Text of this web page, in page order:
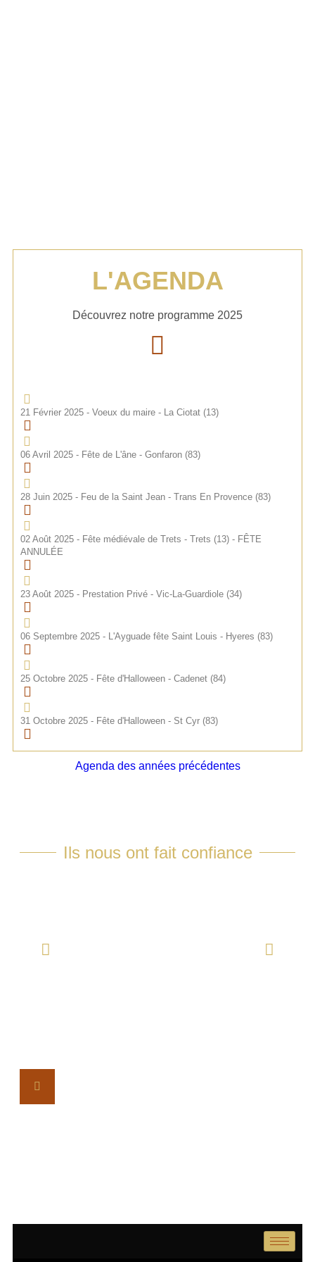
L'AGENDA
Découvrez notre programme 2025
21 Février 2025 - Voeux du maire - La Ciotat (13)
06 Avril 2025 - Fête de L'âne - Gonfaron (83)
28 Juin 2025 - Feu de la Saint Jean - Trans En Provence (83)
02 Août 2025 - Fête médiévale de Trets - Trets (13) - FÊTE
ANNULÉE
23 Août 2025 - Prestation Privé - Vic-La-Guardiole (34)
06 Septembre 2025 - L'Ayguade fête Saint Louis - Hyeres (83)
25 Octobre 2025 - Fête d'Halloween - Cadenet (84)
31 Octobre 2025 - Fête d'Halloween - St Cyr (83)
Agenda des années précédentes
Ils nous ont fait confiance